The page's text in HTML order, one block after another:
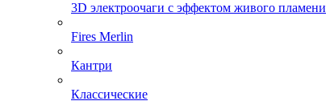
3D электроочаги с эффектом живого пламени
Fires Merlin
Кантри
Классические